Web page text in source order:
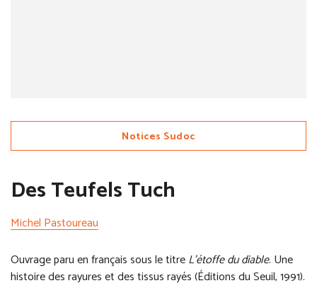
Notices Sudoc
Des Teufels Tuch
Michel Pastoureau
Ouvrage paru en français sous le titreL’étoffe du diable. Une
histoire des rayures et des tissus rayés (Éditions du Seuil, 1991).